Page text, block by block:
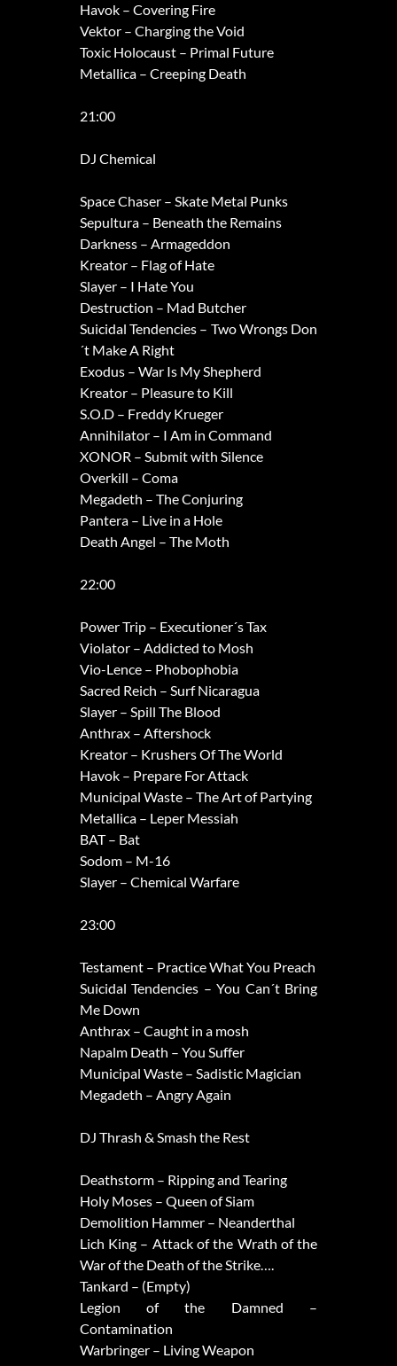
Havok – Covering Fire
Vektor – Charging the Void
Toxic Holocaust – Primal Future
Metallica – Creeping Death
21:00
DJ Chemical
Space Chaser – Skate Metal Punks
Sepultura – Beneath the Remains
Darkness – Armageddon
Kreator – Flag of Hate
Slayer – I Hate You
Destruction – Mad Butcher
Suicidal Tendencies – Two Wrongs Don
´t Make A Right
Exodus – War Is My Shepherd
Kreator – Pleasure to Kill
S.O.D – Freddy Krueger
Annihilator – I Am in Command
XONOR – Submit with Silence
Overkill – Coma
Megadeth – The Conjuring
Pantera – Live in a Hole
Death Angel – The Moth
22:00
Power Trip – Executioner´s Tax
Violator – Addicted to Mosh
Vio-Lence – Phobophobia
Sacred Reich – Surf Nicaragua
Slayer – Spill The Blood
Anthrax – Aftershock
Kreator – Krushers Of The World
Havok – Prepare For Attack
Municipal Waste – The Art of Partying
Metallica – Leper Messiah
BAT – Bat
Sodom – M-16
Slayer – Chemical Warfare
23:00
Testament – Practice What You Preach
Suicidal Tendencies – You Can´t Bring
Me Down
Anthrax – Caught in a mosh
Napalm Death – You Suffer
Municipal Waste – Sadistic Magician
Megadeth – Angry Again
DJ Thrash & Smash the Rest
Deathstorm – Ripping and Tearing
Holy Moses – Queen of Siam
Demolition Hammer – Neanderthal
Lich King – Attack of the Wrath of the
War of the Death of the Strike….
Tankard – (Empty)
Legion of the Damned –
Contamination
Warbringer – Living Weapon